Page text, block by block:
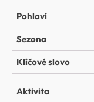
Pohlaví
Sezona
Klíčové slovo
Aktivita